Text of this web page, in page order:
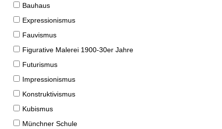
Bauhaus
Expressionismus
Fauvismus
Figurative Malerei 1900-30er Jahre
Futurismus
Impressionismus
Konstruktivismus
Kubismus
Münchner Schule